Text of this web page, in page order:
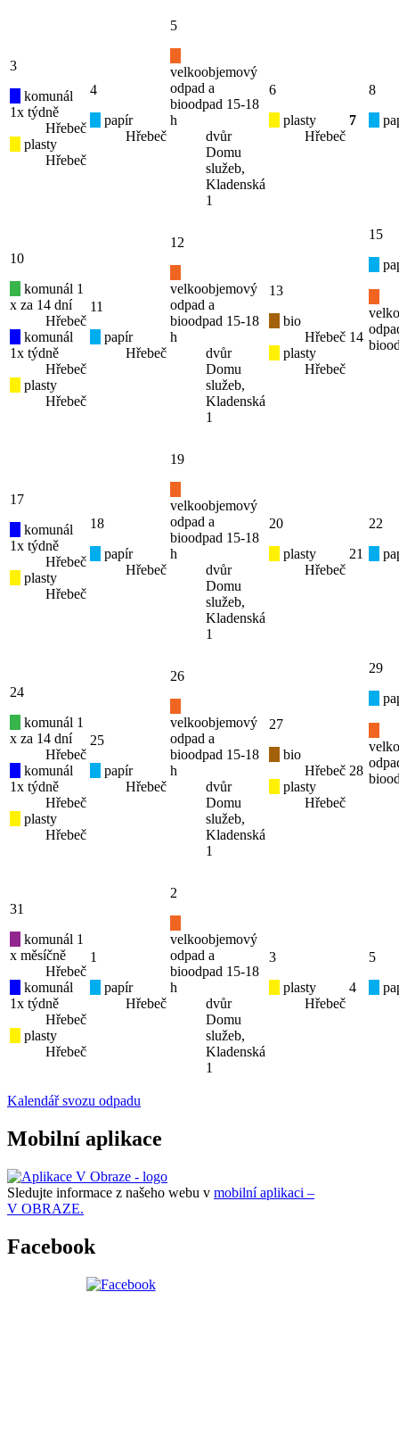
3
komunál
1x týdně
Hřebeč
plasty
Hřebeč
4
papír
Hřebeč
5
velkoobjemový
odpad a
bioodpad 15-18
h
dvůr
Domu
služeb,
Kladenská
1
6
plasty
Hřebeč
7
8
10
komunál 1
x za 14 dní
Hřebeč
komunál
1x týdně
Hřebeč
plasty
Hřebeč
11
papír
Hřebeč
12
velkoobjemový
odpad a
bioodpad 15-18
h
dvůr
Domu
služeb,
Kladenská
1
13
bio
Hřebeč
plasty
Hřebeč
14
15
17
komunál
1x týdně
Hřebeč
plasty
Hřebeč
18
papír
Hřebeč
19
velkoobjemový
odpad a
bioodpad 15-18
h
dvůr
Domu
služeb,
Kladenská
1
20
plasty
Hřebeč
21
22
24
komunál 1
x za 14 dní
Hřebeč
komunál
1x týdně
Hřebeč
plasty
Hřebeč
25
papír
Hřebeč
26
velkoobjemový
odpad a
bioodpad 15-18
h
dvůr
Domu
služeb,
Kladenská
1
27
bio
Hřebeč
plasty
Hřebeč
28
29
31
komunál 1
x měsíčně
Hřebeč
komunál
1x týdně
Hřebeč
plasty
Hřebeč
1
papír
Hřebeč
2
velkoobjemový
odpad a
bioodpad 15-18
h
dvůr
Domu
služeb,
Kladenská
1
3
plasty
Hřebeč
4
5
Kalendář svozu odpadu
Mobilní aplikace
Sledujte informace z našeho webu v mobilní aplikaci –
V OBRAZE.
Facebook